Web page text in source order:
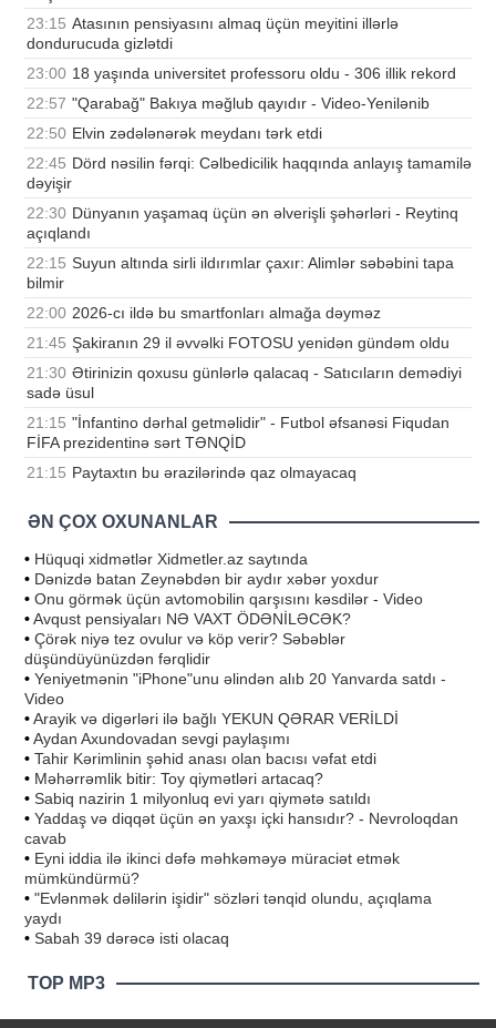
23:15 Atasının pensiyasını almaq üçün meyitini illərlə
dondurucuda gizlətdi
23:00 18 yaşında universitet professoru oldu - 306 illik rekord
22:57 "Qarabağ" Bakıya məğlub qayıdır - Video-Yenilənib
22:50 Elvin zədələnərək meydanı tərk etdi
22:45 Dörd nəsilin fərqi: Cəlbedicilik haqqında anlayış tamamilə
dəyişir
22:30 Dünyanın yaşamaq üçün ən əlverişli şəhərləri - Reytinq
açıqlandı
22:15 Suyun altında sirli ildırımlar çaxır: Alimlər səbəbini tapa
bilmir
22:00 2026-cı ildə bu smartfonları almağa dəyməz
21:45 Şakiranın 29 il əvvəlki FOTOSU yenidən gündəm oldu
21:30 Ətirinizin qoxusu günlərlə qalacaq - Satıcıların demədiyi
sadə üsul
21:15 "İnfantino dərhal getməlidir" - Futbol əfsanəsi Fiqudan
FİFA prezidentinə sərt TƏNQİD
21:15 Paytaxtın bu ərazilərində qaz olmayacaq
ƏN ÇOX OXUNANLAR
• Hüquqi xidmətlər Xidmetler.az saytında
• Dənizdə batan Zeynəbdən bir aydır xəbər yoxdur
• Onu görmək üçün avtomobilin qarşısını kəsdilər - Video
•Avqust pensiyaları NƏ VAXT ÖDƏNİLƏCƏK?
• Çörək niyə tez ovulur və köp verir? Səbəblər
düşündüyünüzdən fərqlidir
• Yeniyetmənin "iPhone"unu əlindən alıb 20 Yanvarda satdı -
Video
•Arayik və digərləri ilə bağlı YEKUN QƏRAR VERİLDİ
•Aydan Axundovadan sevgi paylaşımı
• Tahir Kərimlinin şəhid anası olan bacısı vəfat etdi
• Məhərrəmlik bitir: Toy qiymətləri artacaq?
• Sabiq nazirin 1 milyonluq evi yarı qiymətə satıldı
• Yaddaş və diqqət üçün ən yaxşı içki hansıdır? - Nevroloqdan
cavab
• Eyni iddia ilə ikinci dəfə məhkəməyə müraciət etmək
mümkündürmü?
• "Evlənmək dəlilərin işidir" sözləri tənqid olundu, açıqlama
yaydı
• Sabah 39 dərəcə isti olacaq
TOP MP3